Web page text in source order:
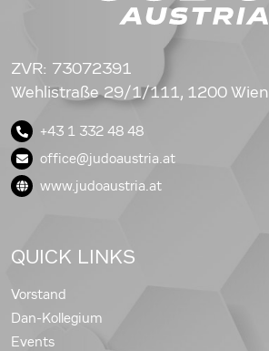
ZVR: 73072391
Wehlistraße 29/1/111, 1200 Wien
+43 1 332 48 48
office@judoaustria.at
www.judoaustria.at
QUICK LINKS
Vorstand
Dan-Kollegium
Events